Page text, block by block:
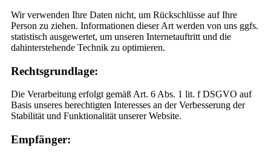
Wir verwenden Ihre Daten nicht, um Rückschlüsse auf Ihre
Person zu ziehen. Informationen dieser Art werden von uns ggfs.
statistisch ausgewertet, um unseren Internetauftritt und die
dahinterstehende Technik zu optimieren.
Rechtsgrundlage:
Die Verarbeitung erfolgt gemäß Art. 6 Abs. 1 lit. f DSGVO auf
Basis unseres berechtigten Interesses an der Verbesserung der
Stabilität und Funktionalität unserer Website.
Empfänger: